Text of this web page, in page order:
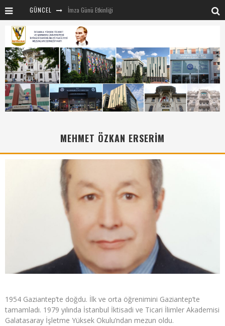
GÜNCEL İmza Günü Etkinliği
İSTİVAK 2025 Nisan Ayı Yönetim Kurulu Toplantısı
Mentör-Marmara projesi Kahvaltı Buluşması
“RUH VE BEDENİN UYANIŞI” konulu etkinliğimizden kareler
SAHNE SANATLARINDA İZ BIRAKAN CUMHURİYET KADINLARI
MEHMET ÖZKAN ERSERİM
1954 Gaziantep’te doğdu. İlk ve orta öğrenimini Gaziantep’te
tamamladı. 1979 yılında İstanbul İktisadi ve Ticari İlimler Akademisi
Galatasaray İşletme Yüksek Okulu’ndan mezun oldu.